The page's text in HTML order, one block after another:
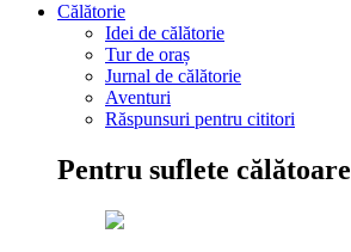
Călătorie
Idei de călătorie
Tur de oraș
Jurnal de călătorie
Aventuri
Răspunsuri pentru cititori
Pentru suflete călătoare